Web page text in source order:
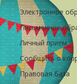
Электронное
Письменное
Личный прием
Сообщить о
Правовая база